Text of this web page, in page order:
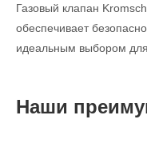
Газовый клапан
обеспечивает
идеальным выбором
Наши